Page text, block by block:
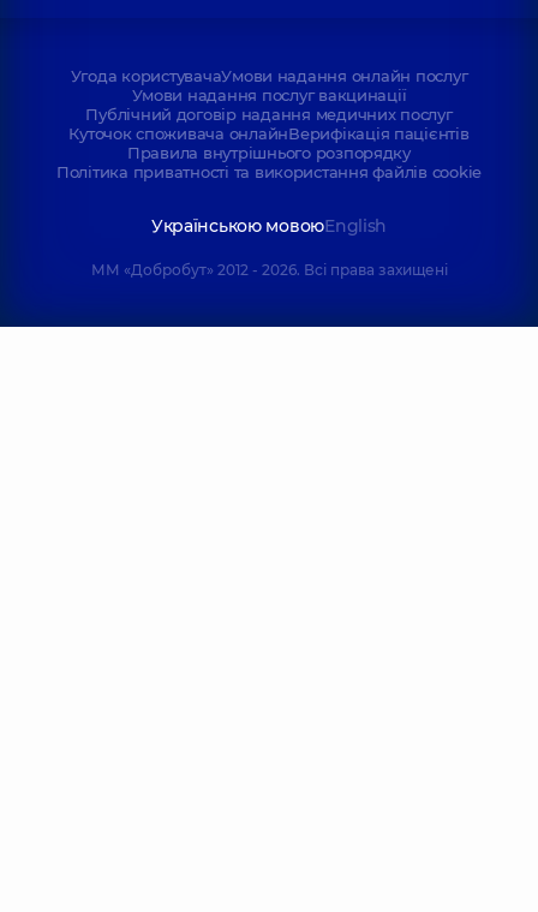
Угода користувачаУмови надання онлайн послуг
Умови надання послуг вакцинації
Публічний договір надання медичних послуг
Куточок споживача онлайнВерифікація пацієнтів
Правила внутрішнього розпорядку
Політика приватності та використання файлів cookie
Українською мовоюEnglish
ММ «Добробут» 2012 - 2026. Всі права захищені